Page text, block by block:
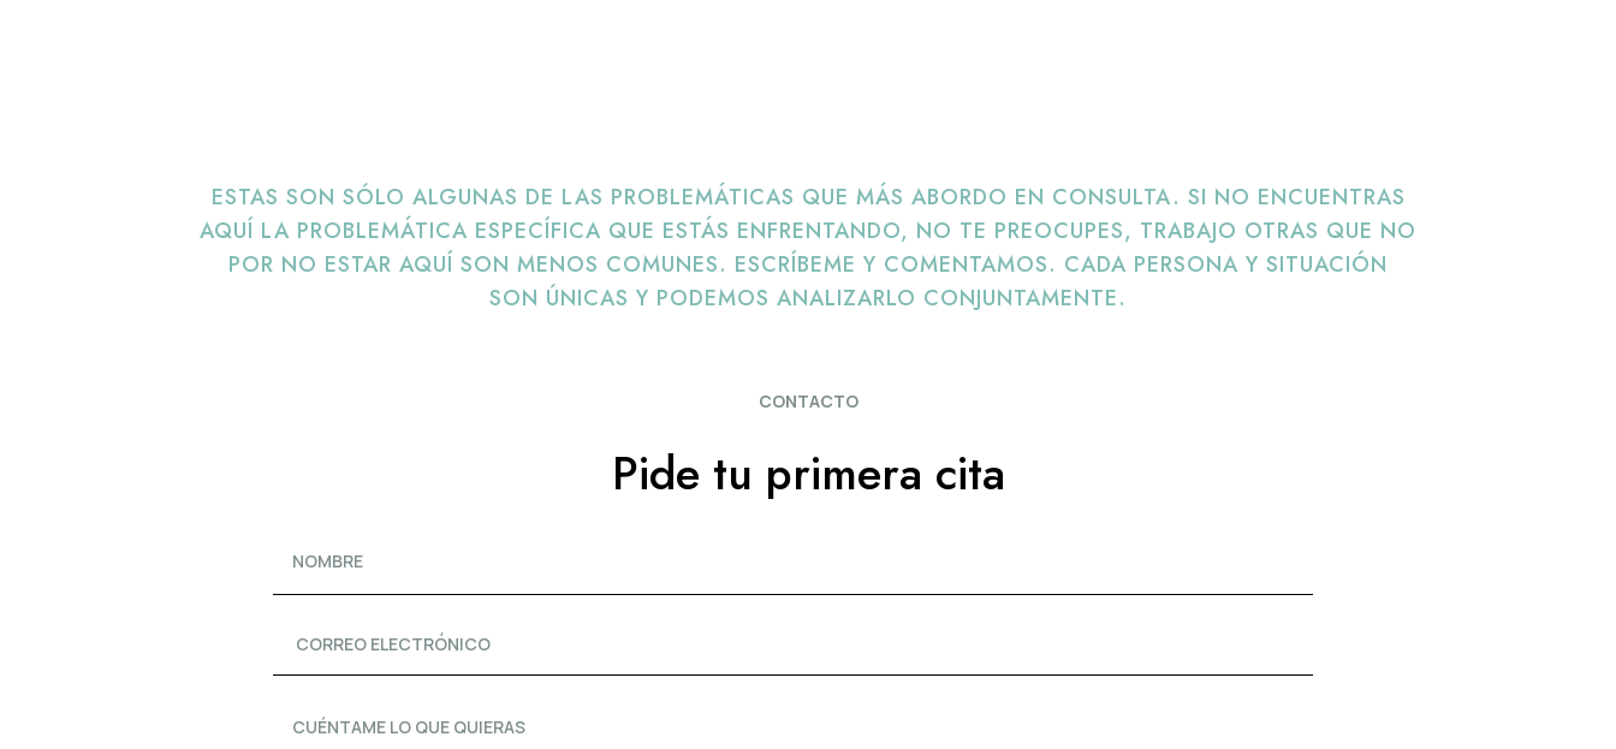
ESTAS SON SÓLO ALGUNAS DE LAS PROBLEMÁTICAS QUE MÁS ABORDO EN CONSULTA. SI NO ENCUENTRAS
AQUÍ LA PROBLEMÁTICA ESPECÍFICA QUE ESTÁS ENFRENTANDO, NO TE PREOCUPES, TRABAJO OTRAS QUE NO
POR NO ESTAR AQUÍ SON MENOS COMUNES. ESCRÍBEME Y COMENTAMOS. CADA PERSONA Y SITUACIÓN
SON ÚNICAS Y PODEMOS ANALIZARLO CONJUNTAMENTE.
CONTACTO
Pide tu primera cita